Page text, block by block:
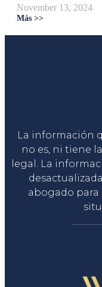
November 13, 2024
Más >>
La información
no es, ni tiene
legal. La
abogado para